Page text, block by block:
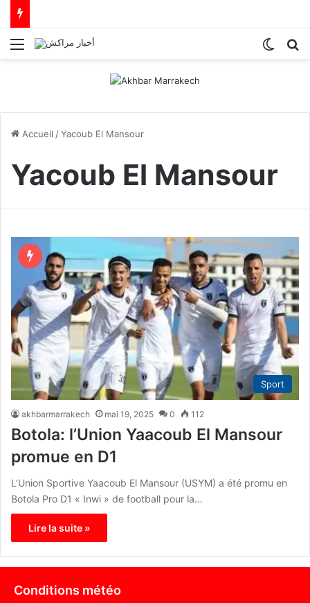
Menu
Accueil /Yacoub El Mansour
Yacoub El Mansour
Sport
akhbarmarrakech mai 19, 2025 0 112
Botola: l’Union Yaacoub El Mansour
promue en D1
L’Union Sportive Yaacoub El Mansour (USYM) a été promu en
Botola Pro D1 « Inwi » de football pour la…
Lire la suite »
Conditions météo